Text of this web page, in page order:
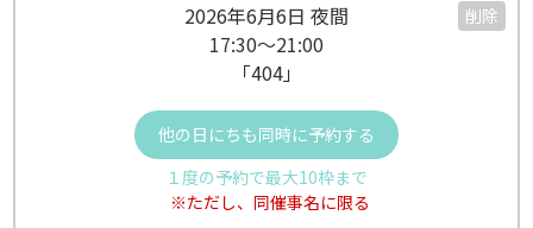
2026年6月6日 夜間
17:30～21:00
「404」
削除
他の日にちも同時に予約する
１度の予約で最大10枠まで
※ただし、同催事名に限る